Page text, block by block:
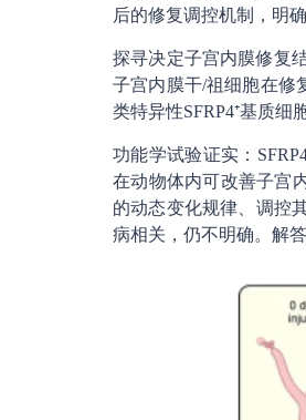
后的修复调控机制，明
探寻决定子宫内膜修复
子宫内膜干/祖细胞在修
类特异性SFRP4⁺基质细
功能学试验证实：
在动物体内可改善子宫
的动态变化规律、调控
病相关，仍不明确。解